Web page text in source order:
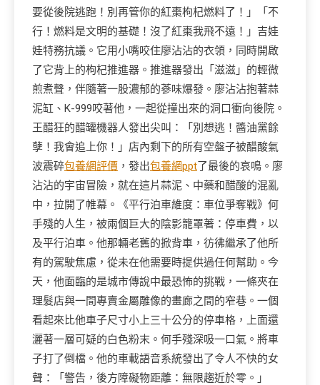
要從後院逃跑！別再管你的紅棗枸杞燃料了！」「不
行！燃料是文明的基礎！沒了紅棗我飛不遠！」吉娃
娃特務抗議。它用小嘴咬住廖沾沾的衣領，同時開啟
了它背上的枸杞推進器。推進器發出「滋滋」的輕微
煎煮聲，伴隨著一股濃郁的蔘味爆發。廖沾沾抱著蒜
泥缸、K-999咬著他，一起從撞出來的洞口衝向後院。
王醋狂的醋罐機器人發出尖叫：「別想逃！醬油黨餘
孽！我會追上你！」店內剩下的所有空盤子被醋酸氣
波震碎包養網評價 ，發出包養網ppt了最後的哀鳴。廖
沾沾的宇宙冒險，就在這片蒜泥、中藥和醋酸的混亂
中，拉開了帷幕。《平行泊車維度：車位爭奪戰》何
手殘的人生，被兩個巨大的陰影籠罩著：停車費，以
及平行泊車。他那輛老舊的掀背車，彷彿繼承了他所
有的駕駛焦慮，從未在他需要時提供過任何幫助。今
天，他面臨的是城市傳說中最恐怖的挑戰，一條夾在
理髮店與一間專賣金屬雕像的畫廊之間的窄巷。一個
看起來比他車子尺寸小上三十公分的停車格，上面還
灑著一層可疑的白色粉末。何手殘深吸一口氣。將車
子打了倒檔。他的車載語音系統發出了令人不快的女
聲：「警告，後方障礙物距離：無限趨近於零。」